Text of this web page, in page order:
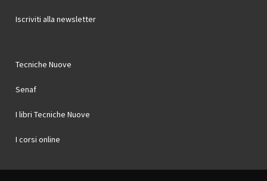
Iscriviti alla newsletter
Tecniche Nuove
Senaf
I libri Tecniche Nuove
I corsi online